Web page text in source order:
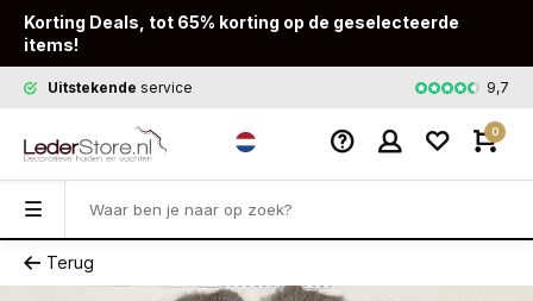
Korting Deals, tot 65% korting op de geselecteerde
items!
Uitstekende service Snelle9,7
0
Terug